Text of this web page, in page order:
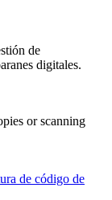
de código de